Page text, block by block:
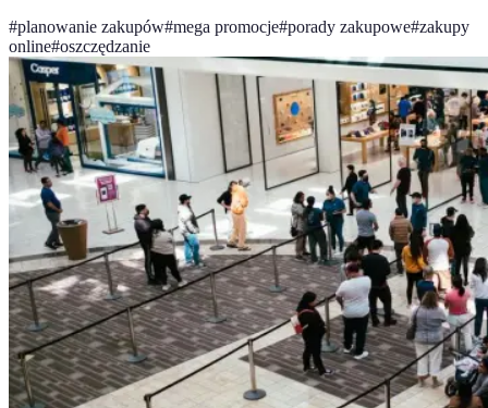
#planowanie zakupów#mega promocje#porady zakupowe#zakupy
online#oszczędzanie